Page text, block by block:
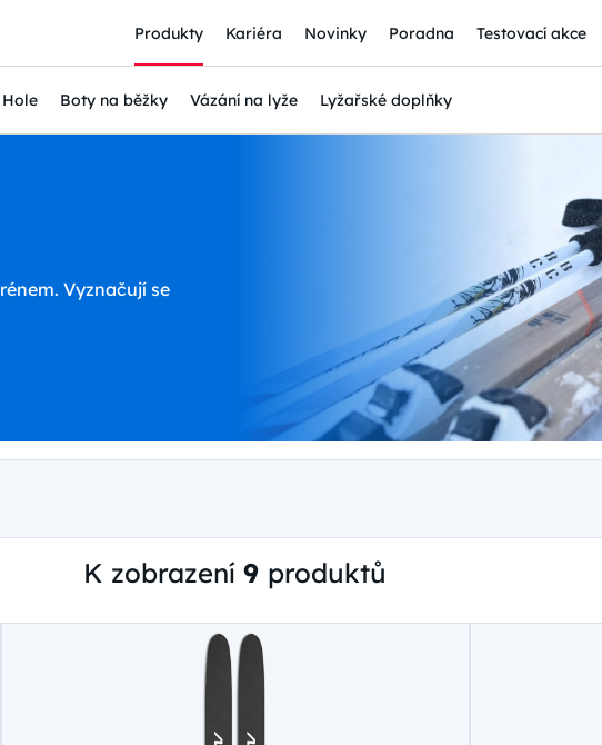
Produkty Kariéra Novinky Poradna Testovací akce
Hole Boty na běžky Vázání na lyže Lyžařské doplňky
Vyznačují se
K zobrazení9 produktů